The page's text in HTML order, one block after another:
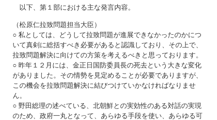
以下、第１部における主な発言内容。
（松原仁拉致問題担当大臣）
○ 私としては、どうして拉致問題が進展できなかったのかにつ
いて真剣に総括すべき必要があると認識しており、その上で、
拉致問題解決に向けての方策を考えるべきと思っております。
○ 昨年１２月には、金正日国防委員長の死去という大きな変化
がありました。その情勢を見定めることが必要でありますが、
この機会を拉致問題解決に結びつけていかなければなりませ
ん。
○ 野田総理の述べている、北朝鮮との実効性のある対話の実現
のため、政府一丸となって、あらゆる手段を使い、あらゆる可